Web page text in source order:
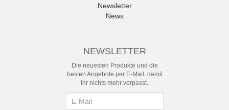
Newsletter
News
NEWSLETTER
Die neuesten Produkte und die
besten Angebote per E-Mail, damit
Ihr nichts mehr verpasst.